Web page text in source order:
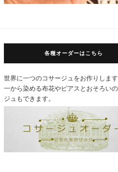
各種オーダーはこちら
世界に一つのコサージュをお作りしま
一から染める布花やピアスとおそろい
ジュもできます。